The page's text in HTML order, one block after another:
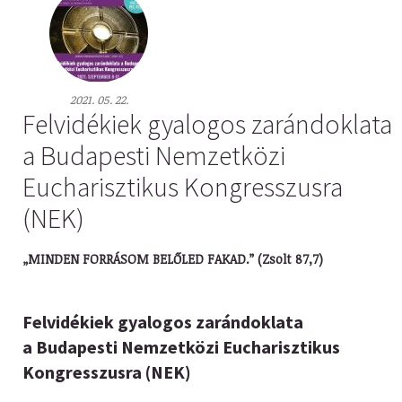
2021. 05. 22.
Felvidékiek gyalogos zarándoklata
a Budapesti Nemzetközi
Eucharisztikus Kongresszusra
(NEK)
„MINDEN FORRÁSOM BELŐLED FAKAD.” (Zsolt 87,7)
Felvidékiek gyalogos zarándoklata
a Budapesti Nemzetközi Eucharisztikus
Kongresszusra (NEK)